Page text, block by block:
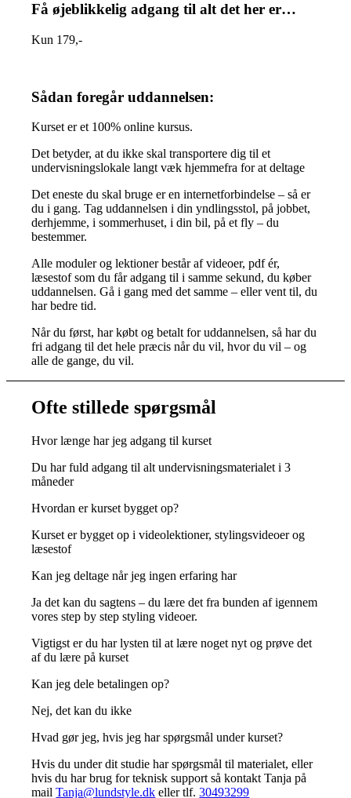
Få øjeblikkelig adgang til alt det her er…
Kun 179,-
Sådan foregår uddannelsen:
Kurset er et 100% online kursus.
Det betyder, at du ikke skal transportere dig til et
undervisningslokale langt væk hjemmefra for at deltage
Det eneste du skal bruge er en internetforbindelse – så er
du i gang. Tag uddannelsen i din yndlingsstol, på jobbet,
derhjemme, i sommerhuset, i din bil, på et fly – du
bestemmer.
Alle moduler og lektioner består af videoer, pdf ér,
læsestof som du får adgang til i samme sekund, du køber
uddannelsen. Gå i gang med det samme – eller vent til, du
har bedre tid.
Når du først, har købt og betalt for uddannelsen, så har du
fri adgang til det hele præcis når du vil, hvor du vil – og
alle de gange, du vil.
Ofte stillede spørgsmål
Hvor længe har jeg adgang til kurset
Du har fuld adgang til alt undervisningsmaterialet i 3
måneder
Hvordan er kurset bygget op?
Kurset er bygget op i videolektioner, stylingsvideoer og
læsestof
Kan jeg deltage når jeg ingen erfaring har
Ja det kan du sagtens – du lære det fra bunden af igennem
vores step by step styling videoer.
Vigtigst er du har lysten til at lære noget nyt og prøve det
af du lære på kurset
Kan jeg dele betalingen op?
Nej, det kan du ikke
Hvad gør jeg, hvis jeg har spørgsmål under kurset?
Hvis du under dit studie har spørgsmål til materialet, eller
hvis du har brug for teknisk support så kontakt Tanja på
mailTanja@lundstyle.dk eller tlf.30493299